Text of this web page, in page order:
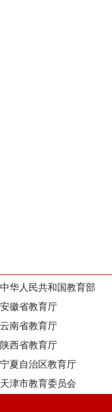
中华人民共和国教育部
安徽省教育厅
云南省教育厅
陕西省教育厅
宁夏自治区教育厅
天津市教育委员会